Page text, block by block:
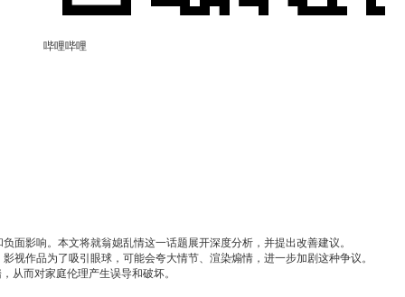
哔哩哔哩
影响。本文将就翁媳乱情这一话题展开深度分析，并提出改善建议。
作品为了吸引眼球，可能会夸大情节、渲染煽情，进一步加剧这种争议。
从而对家庭伦理产生误导和破坏。